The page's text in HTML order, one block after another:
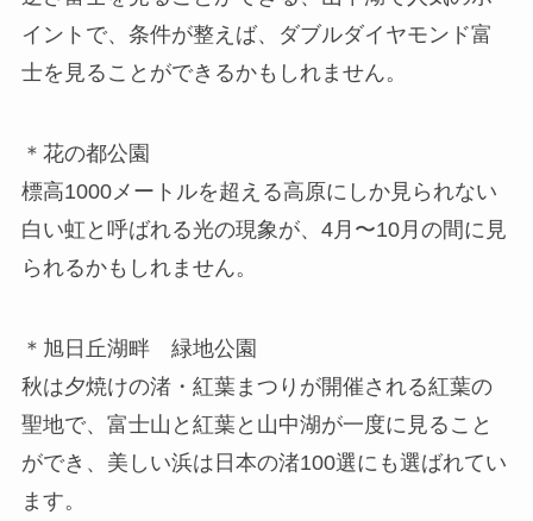
イントで、 条件が整えば、ダブルダイヤモンド富
士を見ることができるかも しれません。
＊花の都公園
標高1000メートルを超える高原にしか見られない
白い虹と呼ばれる光の現象が、4月〜10月の間に見
られるかもしれません。
＊旭日丘湖畔 緑地公園
秋は夕焼けの渚・紅葉まつりが開催される紅葉の
聖地で、富士山と紅葉と山中湖が一度に見ること
ができ、美しい浜は日本の渚100選にも選ばれてい
ます。